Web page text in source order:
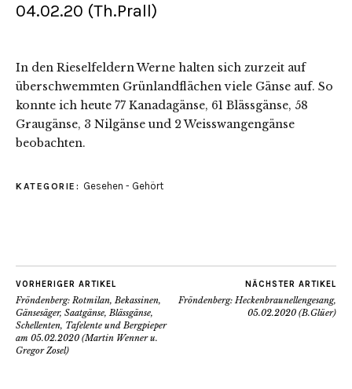
04.02.20 (Th.Prall)
In den Rieselfeldern Werne halten sich zurzeit auf
überschwemmten Grünlandflächen viele Gänse auf. So
konnte ich heute 77 Kanadagänse, 61 Blässgänse, 58
Graugänse, 3 Nilgänse und 2 Weisswangengänse
beobachten.
KATEGORIE: Gesehen - Gehört
VORHERIGER ARTIKEL
Fröndenberg: Rotmilan, Bekassinen,
Gänsesäger, Saatgänse, Blässgänse,
Schellenten, Tafelente und Bergpieper
am 05.02.2020 (Martin Wenner u.
Gregor Zosel)
NÄCHSTER ARTIKEL
Fröndenberg: Heckenbraunellengesang,
05.02.2020 (B.Glüer)